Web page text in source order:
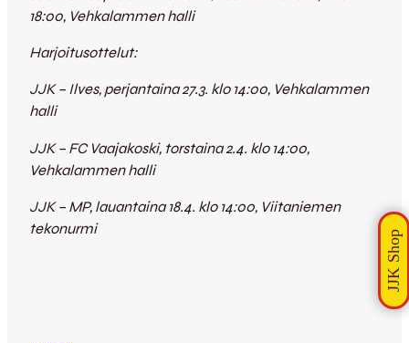
18:00, Vehkalammen halli
Harjoitusottelut:
JJK – Ilves, perjantaina 27.3. klo 14:00, Vehkalammen
halli
JJK – FC Vaajakoski, torstaina 2.4. klo 14:00,
Vehkalammen halli
JJK – MP, lauantaina 18.4. klo 14:00, Viitaniemen
tekonurmi